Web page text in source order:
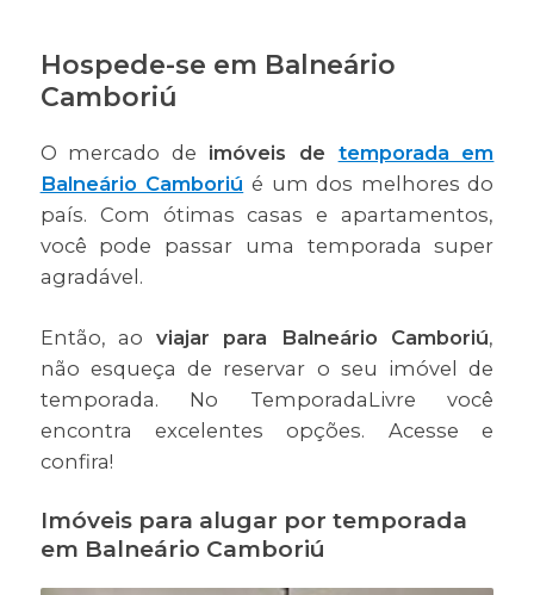
Hospede-se em Balneário
Camboriú
O mercado de imóveis de temporada em
Balneário Camboriú é um dos melhores do
país. Com ótimas casas e apartamentos,
você pode passar uma temporada super
agradável.
Então, ao viajar para Balneário Camboriú,
não esqueça de reservar o seu imóvel de
temporada. No TemporadaLivre você
encontra excelentes opções. Acesse e
confira!
Imóveis para alugar por temporada
em Balneário Camboriú